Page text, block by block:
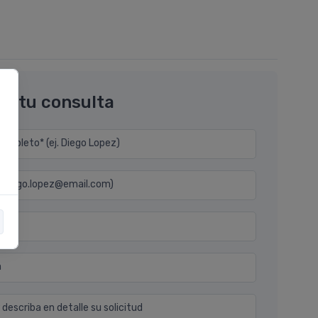
tu consulta
(ej. Diego Lopez)
diego.lopez@email.com)
en detalle su solicitud